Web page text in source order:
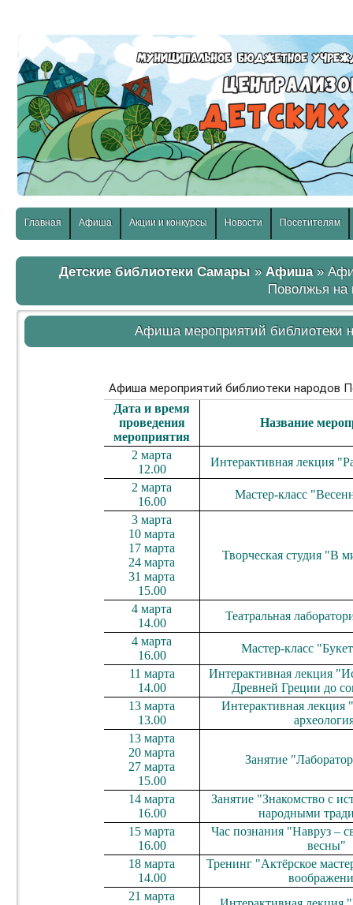
Главная Афиша Акции и конкурсы Новости Посетителям
Детские библиотеки Самары» Афиша»
Поволжья на
Афиша мероприятий библиотеки